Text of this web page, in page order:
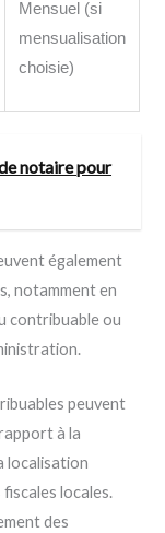
Mensuel (si
mensualisation
choisie)
notaire pour
également
notamment en
contribuable ou
peuvent
à la
localisation
locales.
des